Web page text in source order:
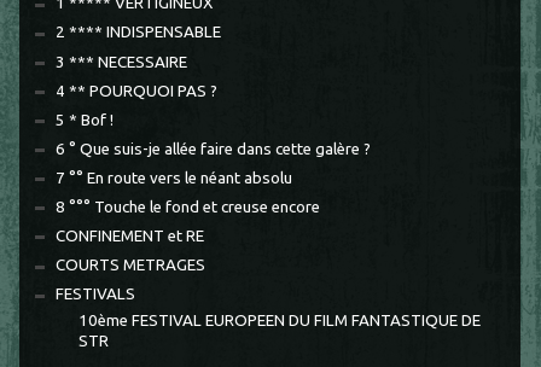
2 **** INDISPENSABLE
3 *** NECESSAIRE
4 ** POURQUOI PAS ?
5 * Bof !
6 ° Que suis-je allée faire dans cette galère ?
7 °° En route vers le néant absolu
8 °°° Touche le fond et creuse encore
CONFINEMENT et RE
COURTS METRAGES
FESTIVALS
10ème FESTIVAL EUROPEEN DU FILM FANTASTIQUE DE
STR